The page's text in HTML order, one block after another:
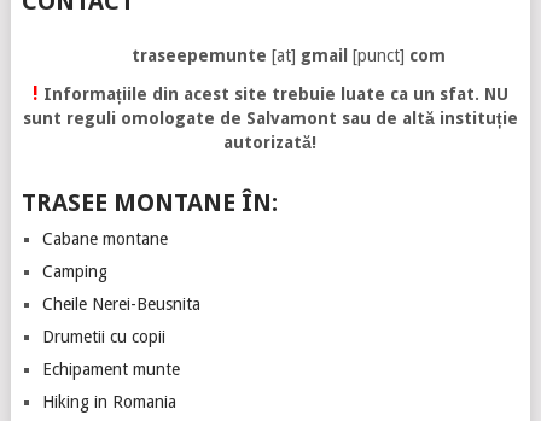
traseepemunte [at] gmail [punct] com
! Informațiile din acest site trebuie luate ca un sfat. NU
sunt reguli omologate de Salvamont sau de altă instituție
autorizată!
TRASEE MONTANE ÎN:
Cabane montane
Camping
Cheile Nerei-Beusnita
Drumetii cu copii
Echipament munte
Hiking in Romania